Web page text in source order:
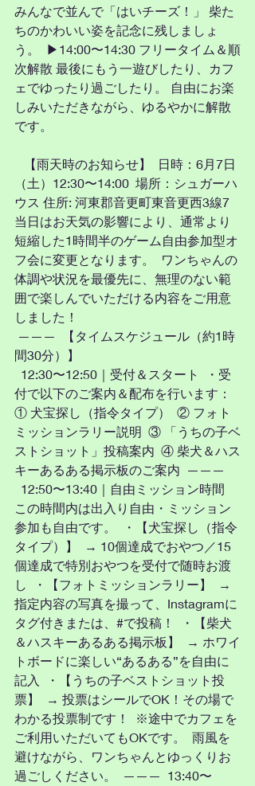
みんなで並んで「はいチーズ！」 柴た
ちのかわいい姿を記念に残しましょ
う。  ▶14:00〜14:30 フリータイム＆順
次解散 最後にもう一遊びしたり、カフ
ェでゆったり過ごしたり。 自由にお楽
しみいただきながら、ゆるやかに解散
です。
（土）12:30〜14:00  場所：シュガーハ
ウス 住所: 河東郡音更町東音更西3線7
当日はお天気の影響により、通常より
短縮した1時間半のゲーム自由参加型オ
フ会に変更となります。  ワンちゃんの
体調や状況を最優先に、無理のない範
囲で楽しんでいただける内容をご用意
しました！
間30分）】
付で以下のご案内＆配布を行います：
① 犬宝探し（指令タイプ）  ② フォト
ミッションラリー説明  ③ 「うちの子ベ
ストショット」投稿案内  ④ 柴犬＆ハス
キーあるある掲示板のご案内  ———
この時間内は出入り自由・ミッション
参加も自由です。  ・【犬宝探し（指令
タイプ）】  → 10個達成でおやつ／15
個達成で特別おやつを受付で随時お渡
し  ・【フォトミッションラリー】  →
指定内容の写真を撮って、Instagramに
タグ付きまたは、#で投稿！  ・【柴犬
＆ハスキーあるある掲示板】  → ホワイ
トボードに楽しい“あるある”を自由に
記入  ・【うちの子ベストショット投
票】  → 投票はシールでOK！その場で
わかる投票制です！  ※途中でカフェを
ご利用いただいてもOKです。  雨風を
避けながら、ワンちゃんとゆっくりお
過ごしください。  ———  13:40〜